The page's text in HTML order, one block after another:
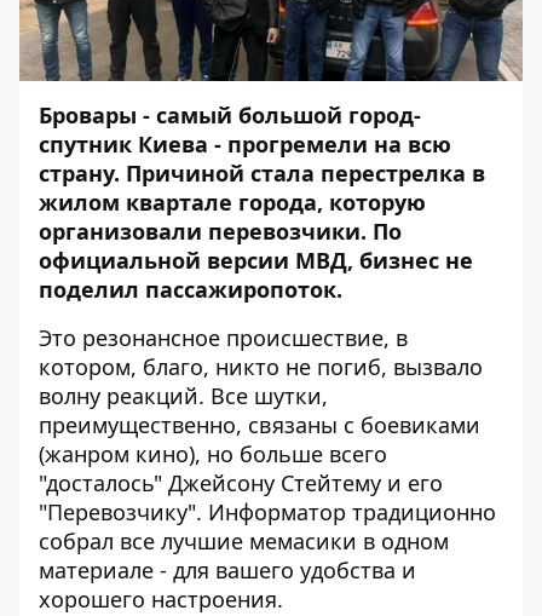
Бровары - самый большой город-
спутник Киева - прогремели на всю
страну. Причиной стала перестрелка в
жилом квартале города, которую
организовали перевозчики. По
официальной версии МВД, бизнес не
поделил пассажиропоток.
Это резонансное происшествие, в
котором, благо, никто не погиб, вызвало
волну реакций. Все шутки,
преимущественно, связаны с боевиками
(жанром кино), но больше всего
"досталось" Джейсону Стейтему и его
"Перевозчику". Информатор традиционно
собрал все лучшие мемасики в одном
материале - для вашего удобства и
хорошего настроения.